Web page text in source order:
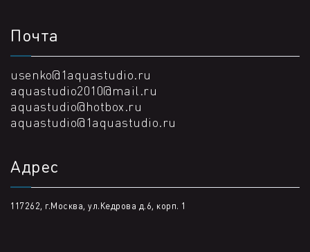
Почта
usenko@1aquastudio.ru
aquastudio2010@mail.ru
aquastudio@hotbox.ru
aquastudio@1aquastudio.ru
Адрес
117262, г.Москва, ул.Кедрова д.6, корп. 1